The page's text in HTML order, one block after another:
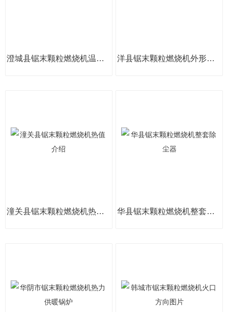
澄城县锯末颗粒燃烧机温度调控 洋县锯末颗粒燃烧机外形新颖
潼关县锯末颗粒燃烧机热值介绍 华县锯末颗粒燃烧机整套除尘器